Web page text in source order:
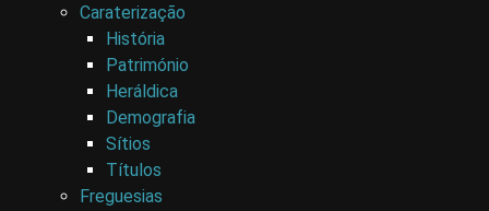
Caraterização
História
Património
Heráldica
Demografia
Sítios
Títulos
Freguesias